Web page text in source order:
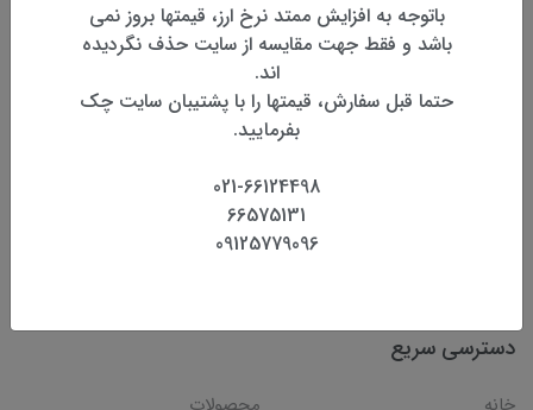
حق کپی رایت
کلیه مطالب این پیج توسط تیم کارشناسی شرکت نودال تهیه و
هر گونه کپی از مطالب سایت و استفاده در سایت های دیگر، بدون
هماهنگی با شرکت نودال، اشکال شرعی دارد.
دسترسی سریع
باتوجه به افزایش ممتد نرخ ارز، قیمتها بروز نمی
باشد و فقط جهت مقایسه از سایت حذف نگردیده
اند.
حتما قبل سفارش، قیمتها را با پشتیبان سایت چک
بفرمایید.
021-66124498
66575131
09125779096